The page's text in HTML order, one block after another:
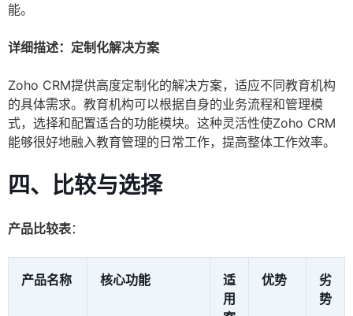
能。
详细描述：定制化解决方案
Zoho CRM提供高度定制化的解决方案，适应不同教育机构
的具体需求。教育机构可以根据自身的业务流程和管理模
式，选择和配置适合的功能模块。这种灵活性使Zoho CRM
能够很好地融入教育管理的日常工作，提高整体工作效率。
四、比较与选择
产品比较表：
产品名称 核心功能
适
用
优势
劣
势